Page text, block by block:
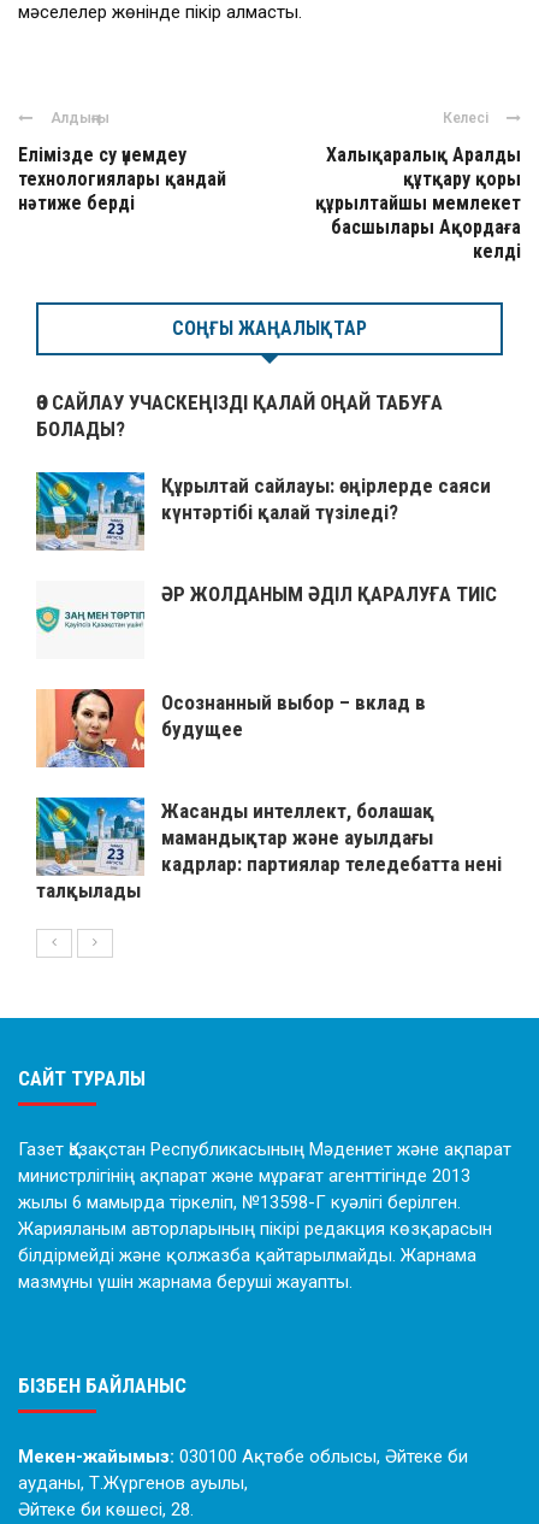
мәселелер жөнінде пікір алмасты.
Алдыңғы
Елімізде су үнемдеу
технологиялары қандай
нәтиже берді
Келесі
Халықаралық Аралды
құтқару қоры
құрылтайшы мемлекет
басшылары Ақордаға
келді
СОҢҒЫ ЖАҢАЛЫҚТАР
ӨЗ САЙЛАУ УЧАСКЕҢІЗДІ ҚАЛАЙ ОҢАЙ ТАБУҒА
БОЛАДЫ?
Құрылтай сайлауы: өңірлерде саяси
күнтәртібі қалай түзіледі?
ӘР ЖОЛДАНЫМ ӘДІЛ ҚАРАЛУҒА ТИІС
Осознанный выбор – вклад в
будущее
Жасанды интеллект, болашақ
мамандықтар және ауылдағы
кадрлар: партиялар теледебатта нені
талқылады
САЙТ ТУРАЛЫ
Газет Қазақстан Республикасының Мәдениет және ақпарат
министрлігінің ақпарат және мұрағат агенттігінде 2013
жылы 6 мамырда тіркеліп, №13598-Г куәлігі берілген.
Жарияланым авторларының пікірі редакция көзқарасын
білдірмейді және қолжазба қайтарылмайды. Жарнама
мазмұны үшін жарнама беруші жауапты.
БІЗБЕН БАЙЛАНЫС
Мекен-жайымыз: 030100 Ақтөбе облысы, Әйтеке би
ауданы, Т.Жүргенов ауылы,
Әйтеке би көшесі, 28.